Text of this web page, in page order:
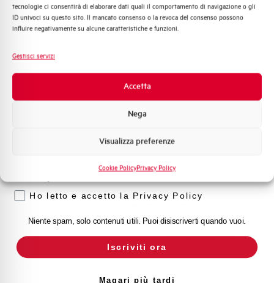
tecnologie ci consentirà di elaborare dati quali il comportamento di navigazione o gli
ID univoci su questo sito. Il mancato consenso o la revoca del consenso possono
influire negativamente su alcune caratteristiche e funzioni.
Gestisci servizi
Accetta
Nega
Visualizza preferenze
Cookie PolicyPrivacy Policy
Adatto al sezionamento
secondo EN 60947-2
SI
Temperatura di riferimento (°C)
Montaggio qualsiasi (tranne sottosopra)
Stato Fuori produzione
Distribuzione di Energia
Automazione Industriale
Sistema Quadri
Promozioni e offerte
Formazione tecnica
Voglio ricevere aggiornamenti, novità di
Ho letto e accetto la Privacy Policy
Niente spam, solo contenuti utili. Puoi disiscriverti quando vuoi.
Iscriviti ora
Magari più tardi